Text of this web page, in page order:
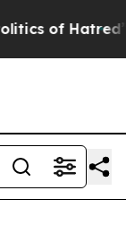
Hatred” The